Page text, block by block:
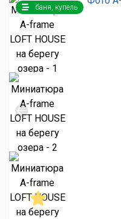
баня, купель